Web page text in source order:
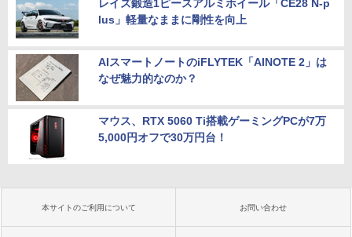
レイズ鍛造1ピースアルミホイール「CE28 N-p
lus」軽量なままに剛性を向上
AIスマートノートのiFLYTEK「AINOTE 2」は
なぜ魅力的なのか？
マウス、RTX 5060 Ti搭載ゲーミングPCが7万
5,000円オフで30万円台！
本サイトのご利用について お問い合わせ